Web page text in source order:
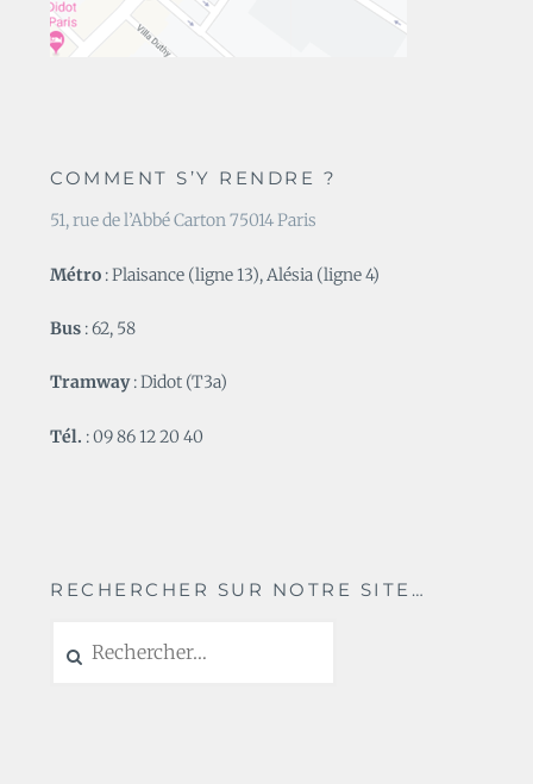
COMMENT S’Y RENDRE ?
51, rue de l’Abbé Carton 75014 Paris
Métro : Plaisance (ligne 13), Alésia (ligne 4)
Bus : 62, 58
Tramway: Didot (T3a)
Tél. : 09 86 12 20 40
RECHERCHER SUR NOTRE SITE…